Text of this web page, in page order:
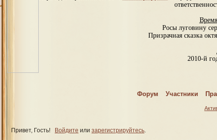
Форум Участники
Росы луговину
Призрачная сказка
2010-й
Привет, Гость! Войдите или зарегистрируйтесь